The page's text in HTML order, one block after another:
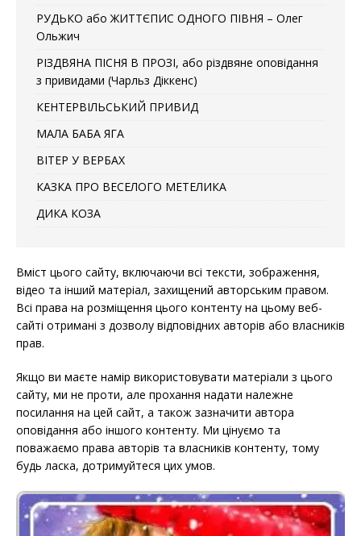
РУДЬКО або ЖИТТЄПИС ОДНОГО ПІВНЯ – Олег
Ольжич
РІЗДВЯНА ПІСНЯ В ПРОЗІ, або різдвяне оповідання
з привидами (Чарльз Діккенс)
КЕНТЕРВІЛЬСЬКИЙ ПРИВИД
МАЛА БАБА ЯГА
ВІТЕР У ВЕРБАХ
КАЗКА ПРО ВЕСЕЛОГО МЕТЕЛИКА
ДИКА КОЗА
Вміст цього сайту, включаючи всі тексти, зображення,
відео та інший матеріал, захищений авторським правом.
Всі права на розміщення цього контенту на цьому веб-
сайті отримані з дозволу відповідних авторів або власників
прав.
Якщо ви маєте намір використовувати матеріали з цього
сайту, ми не проти, але прохання надати належне
посилання на цей сайт, а також зазначити автора
оповідання або іншого контенту. Ми цінуємо та
поважаємо права авторів та власників контенту, тому
будь ласка, дотримуйтеся цих умов.